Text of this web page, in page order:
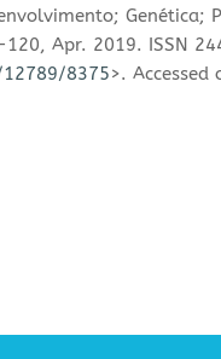
Genética;
Apr. 2019. ISSN
8375>.